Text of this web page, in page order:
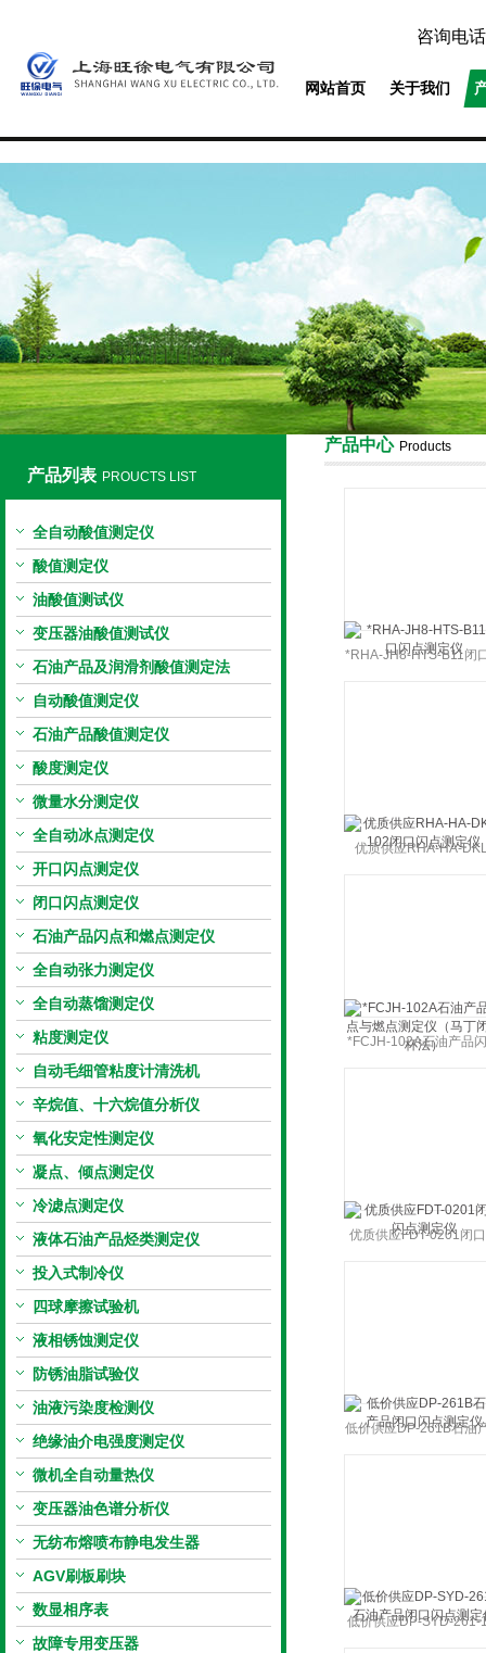
上海旺徐电气有限公司
咨询电
网站首页 关于我们
产品列表 PROUCTS LIST
全自动酸值测定仪
酸值测定仪
油酸值测试仪
变压器油酸值测试仪
石油产品及润滑剂酸值测定法
自动酸值测定仪
石油产品酸值测定仪
酸度测定仪
微量水分测定仪
全自动冰点测定仪
开口闪点测定仪
闭口闪点测定仪
石油产品闪点和燃点测定仪
全自动张力测定仪
全自动蒸馏测定仪
粘度测定仪
自动毛细管粘度计清洗机
辛烷值、十六烷值分析仪
氧化安定性测定仪
凝点、倾点测定仪
冷滤点测定仪
液体石油产品烃类测定仪
投入式制冷仪
四球摩擦试验机
液相锈蚀测定仪
防锈油脂试验仪
油液污染度检测仪
绝缘油介电强度测定仪
微机全自动量热仪
变压器油色谱分析仪
无纺布熔喷布静电发生器
AGV刷板刷块
数显相序表
故障专用变压器
产品中心 Products
*RHA-JH8-HTS-B11闭
优质供应RHA-HA-
*FCJH-102A石油产品
优质供应FDT-0201闭
低价供应DP-261B石油
低价供应DP-SYD-261-